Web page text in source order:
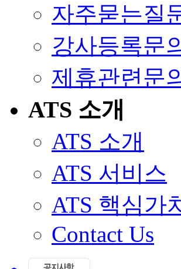
자주묻는질
강사등록문
제휴관련문
ATS 소개
ATS 소개
ATS 서비스
ATS 핵심가
Contact Us